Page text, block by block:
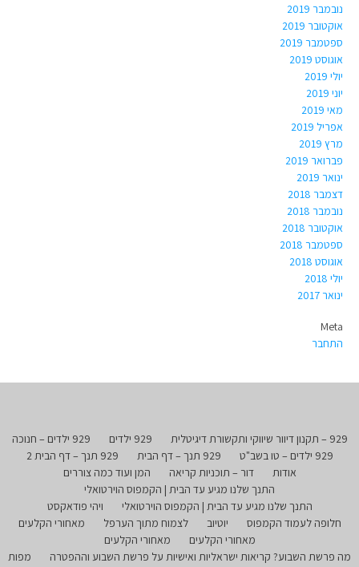
נובמבר 2019
אוקטובר 2019
ספטמבר 2019
אוגוסט 2019
יולי 2019
יוני 2019
מאי 2019
אפריל 2019
מרץ 2019
פברואר 2019
ינואר 2019
דצמבר 2018
נובמבר 2018
אוקטובר 2018
ספטמבר 2018
אוגוסט 2018
יולי 2018
ינואר 2017
Meta
התחבר
929 – תקנון דיוור שיווקי ותקשורת דיגיטלית 929 ילדים
929 ילדים – חנוכה
929 ילדים – טו בשב"ט
929 תנך – דף הבית
929 תנך – דף הבית 2
אודות
דור – תוכניות קריאה
המן ועוד כמה צוררים
התנך שלנו מגיע עד הבית | הקמפוס הוירטואלי
התנך שלנו מגיע עד הבית | הקמפוס הוירטואלי
ויהי פודאקסט
חלופה לעמוד הקמפוס
יוטיוב לצמוח מתוך הערפל
מאחורי הקלעים
מאחורי הקלעים
מאחורי הקלעים
מה פרשת השבוע? קריאות ישראליות ואישיות על פרשת השבוע וההפטרה
מפות